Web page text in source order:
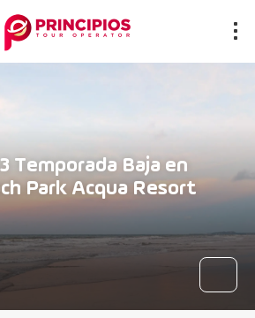
Temporada Baja en
Park Acqua Resort